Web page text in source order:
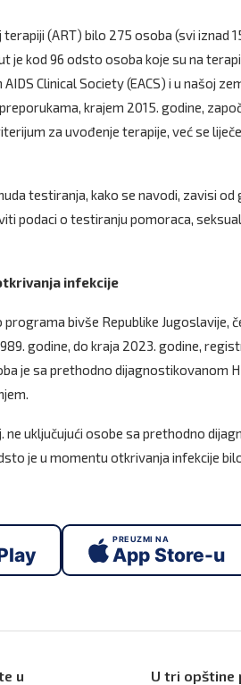
(ART) bilo 275 osoba (svi iznad
kod 96 odsto osoba koje su na
Clinical Society (EACS) i u našoj
krajem 2015. godine,
za uvođenje terapije, već se
testiranja, kako se navodi, zavisi
podaci o testiranju pomoraca,
infekcije
programa bivše Republike
godine, do kraja 2023. godine,
je sa prethodno dijagnostikovanom
uključujući osobe sa prethodno
je u momentu otkrivanja infekcije
PREUZMI NA
App Store-u
u
U tri opštine